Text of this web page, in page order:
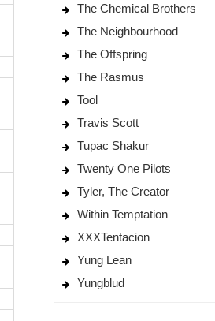
The Chemical Brothers
The Neighbourhood
The Offspring
The Rasmus
Tool
Travis Scott
Tupac Shakur
Twenty One Pilots
Tyler, The Creator
Within Temptation
XXXTentacion
Yung Lean
Yungblud